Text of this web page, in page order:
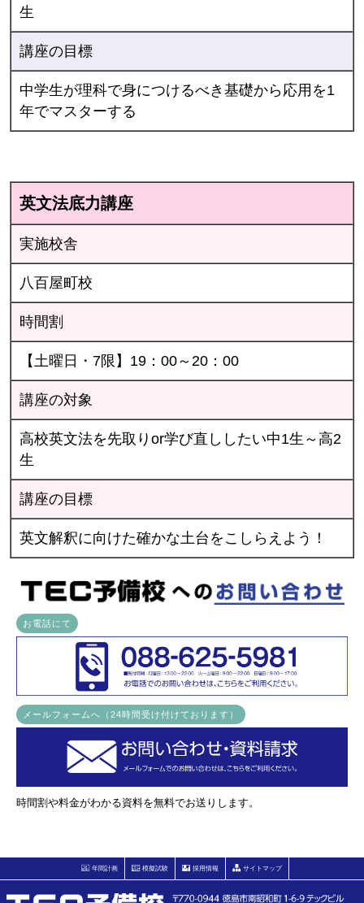
生
講座の目標
中学生が理科で身につけるべき基礎から応用を1
年でマスターする
英文法底力講座
実施校舎
八百屋町校
時間割
【土曜日・7限】19：00～20：00
講座の対象
高校英文法を先取りor学び直ししたい中1生～高2
生
講座の目標
英文解釈に向けた確かな土台をこしらえよう！
お電話にて
メールフォームへ（24時間受け付けております）
時間割や料金がわかる資料を無料でお送りします。
年間計画 模擬試験 採用情報 サイトマップ